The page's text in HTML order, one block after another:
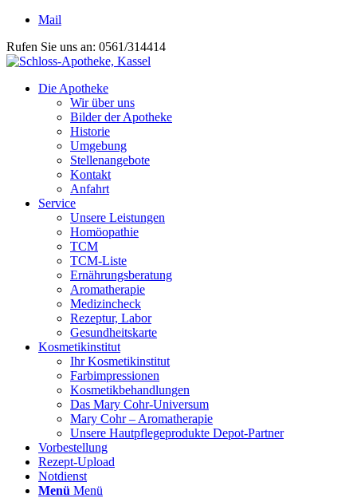
Mail
Rufen Sie uns an: 0561/314414
Die Apotheke
Wir über uns
Bilder der Apotheke
Historie
Umgebung
Stellenangebote
Kontakt
Anfahrt
Service
Unsere Leistungen
Homöopathie
TCM
TCM-Liste
Ernährungsberatung
Aromatherapie
Medizincheck
Rezeptur, Labor
Gesundheitskarte
Kosmetikinstitut
Ihr Kosmetikinstitut
Farbimpressionen
Kosmetikbehandlungen
Das Mary Cohr-Universum
Mary Cohr – Aromatherapie
Unsere Hautpflegeprodukte Depot-Partner
Vorbestellung
Rezept-Upload
Notdienst
Menü Menü